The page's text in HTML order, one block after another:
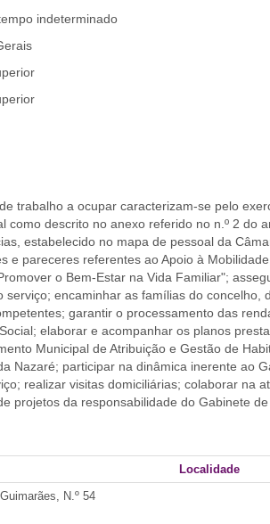
indeterminado
trabalho a ocupar caracterizam-se pelo
como descrito no anexo referido no n.º 2 do
estabelecido no mapa de pessoal da
e pareceres referentes ao Apoio à
o Bem-Estar na Vida Familiar";
serviço; encaminhar as famílias do
garantir o processamento das
elaborar e acompanhar os planos
Municipal de Atribuição e Gestão de
Nazaré; participar na dinâmica inerente ao
realizar visitas domiciliárias; colaborar na
projetos da responsabilidade do Gabinete de
Localidade
N.º 54